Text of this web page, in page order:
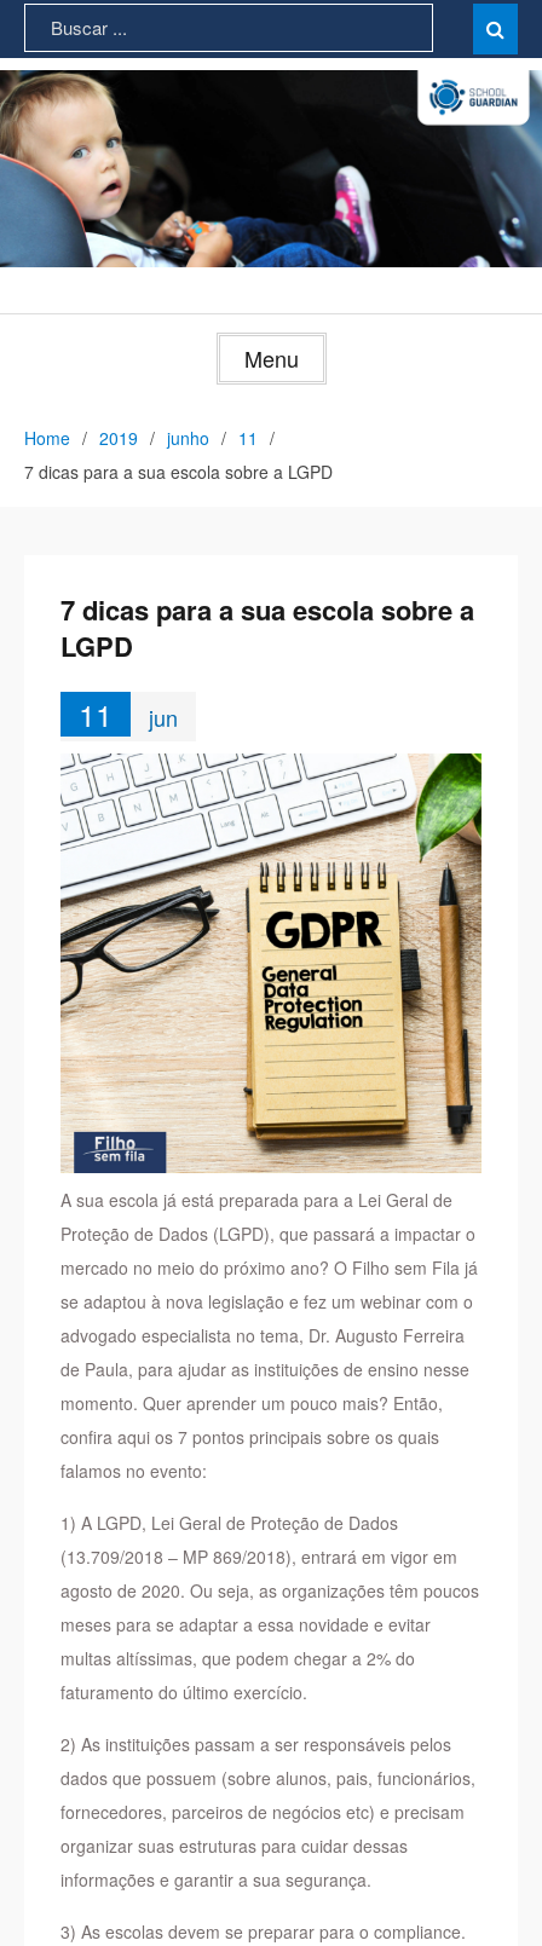
content
Search
for:

Menu
Home 2019 junho
11
7 dicas para a sua escola sobre a LGPD
7 dicas para a sua escola sobre a
LGPD
11 jun
A sua escola já está preparada para a Lei Geral de
Proteção de Dados (LGPD), que passará a impactar o
mercado no meio do próximo ano? O Filho sem Fila já
se adaptou à nova legislação e fez um webinar com o
advogado especialista no tema, Dr. Augusto Ferreira
de Paula, para ajudar as instituições de ensino nesse
momento. Quer aprender um pouco mais? Então,
confira aqui os 7 pontos principais sobre os quais
falamos no evento:
1) A LGPD, Lei Geral de Proteção de Dados
(13.709/2018 – MP 869/2018), entrará em vigor em
agosto de 2020. Ou seja, as organizações têm poucos
meses para se adaptar a essa novidade e evitar
multas altíssimas, que podem chegar a 2% do
faturamento do último exercício.
2) As instituições passam a ser responsáveis pelos
dados que possuem (sobre alunos, pais, funcionários,
fornecedores, parceiros de negócios etc) e precisam
organizar suas estruturas para cuidar dessas
informações e garantir a sua segurança.
3) As escolas devem se preparar para o compliance.